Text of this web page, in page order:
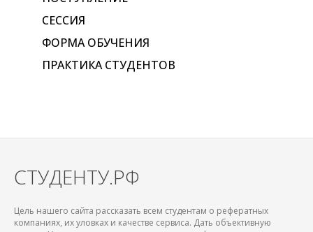
СЕССИЯ
ФОРМА ОБУЧЕНИЯ
ПРАКТИКА СТУДЕНТОВ
СТУДЕНТУ.РФ
Цель нашего сайта рассказать всем студентам о рефератных
компаниях, их уловках и качестве сервиса. Дать объективную